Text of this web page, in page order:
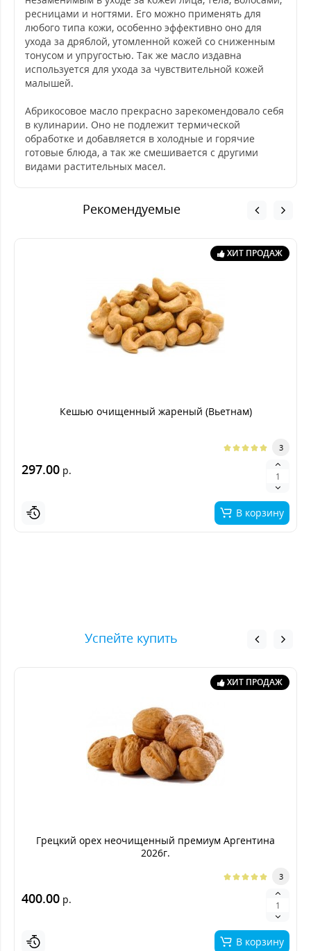
ресницами и ногтями. Его можно применять для
любого типа кожи, особенно эффективно оно для
ухода за дряблой, утомленной кожей со сниженным
тонусом и упругостью. Так же масло издавна
используется для ухода за чувствительной кожей
малышей.
Абрикосовое масло прекрасно зарекомендовало себя
в кулинарии. Оно не подлежит термической
обработке и добавляется в холодные и горячие
готовые блюда, а так же смешивается с другими
видами растительных масел.
Рекомендуемые
ХИТ ПРОДАЖ
Кешью очищенный жареный (Вьетнам)
3
297.00 р.
В корзину
Успейте купить
ХИТ ПРОДАЖ
Грецкий орех неочищенный премиум Аргентина
2026г.
3
400.00 р.
В корзину